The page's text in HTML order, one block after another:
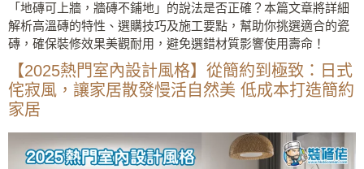
「地磚可上牆，牆磚不鋪地」的說法是否正確？本篇文章將詳細
解析高溫磚的特性、選購技巧及施工要點，幫助你挑選適合的瓷
磚，確保裝修效果美觀耐用，避免選錯材質影響使用壽命！
【2025熱門室內設計風格】從簡約到極致：日式
侘寂風，讓家居散發慢活自然美 低成本打造簡約
家居